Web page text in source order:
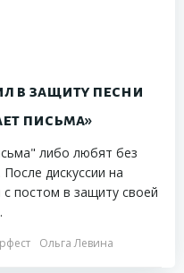
в защиту песни
письма»
либо любят без
дискуссии на
постом в защиту своей
Ольга Левина